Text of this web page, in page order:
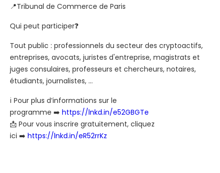
📍Tribunal de Commerce de Paris
Qui peut participer❓
Tout public : professionnels du secteur des cryptoactifs,
entreprises, avocats, juristes d'entreprise, magistrats et
juges consulaires, professeurs et chercheurs, notaires,
étudiants, journalistes, …
ℹ️ Pour plus d’informations sur le
programme ➡️ https://lnkd.in/e52GBGTe
📩 Pour vous inscrire gratuitement, cliquez
ici ➡️ https://lnkd.in/eR52rrKz